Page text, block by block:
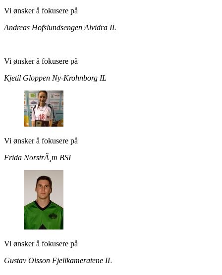
Vi ønsker å fokusere på
Andreas HofslundsengenAlvidra IL
Vi ønsker å fokusere på
Kjetil Gloppen Ny-Krohnborg IL
Vi ønsker å fokusere på
Frida NorstrÃ¸m BSI
Vi ønsker å fokusere på
Gustav Olsson Fjellkameratene IL